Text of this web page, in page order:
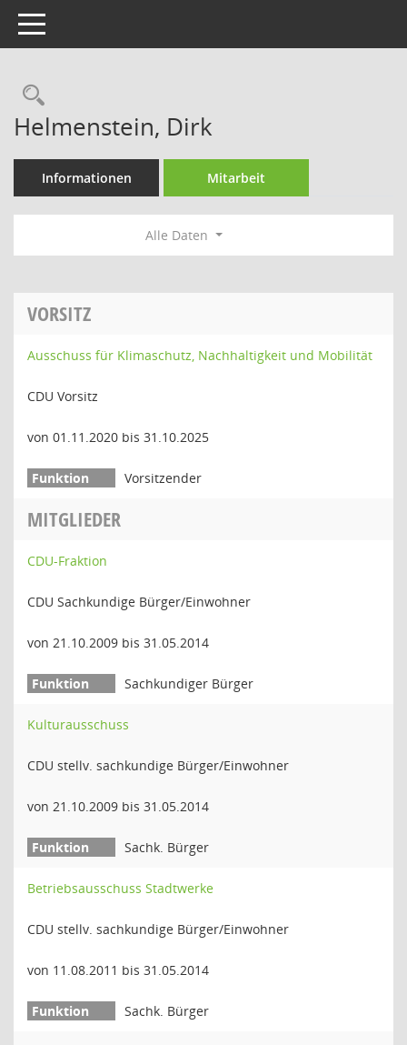
Toggle navigation
Rechercheauswahl
Helmenstein, Dirk
Informationen Mitarbeit
Alle Daten
VORSITZ
Ausschuss für Klimaschutz, Nachhaltigkeit und Mobilität
CDU Vorsitz
von 01.11.2020 bis 31.10.2025
Vorsitzender
MITGLIEDER
CDU-Fraktion
CDU Sachkundige Bürger/Einwohner
von 21.10.2009 bis 31.05.2014
Sachkundiger Bürger
Kulturausschuss
CDU stellv. sachkundige Bürger/Einwohner
von 21.10.2009 bis 31.05.2014
Sachk. Bürger
Betriebsausschuss Stadtwerke
CDU stellv. sachkundige Bürger/Einwohner
von 11.08.2011 bis 31.05.2014
Sachk. Bürger